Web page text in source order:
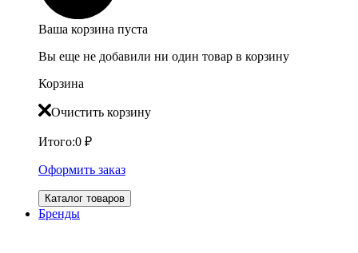
Ваша корзина пуста
Вы еще не добавили ни один товар в корзину
Корзина
Очистить корзину
Итого:0 ₽
Оформить заказ
Каталог товаров
Бренды